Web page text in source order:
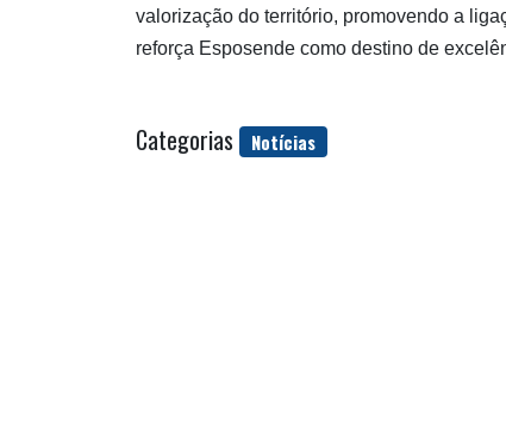
valorização do território, promovendo a
reforça Esposende como destino de
Categorias Notícias